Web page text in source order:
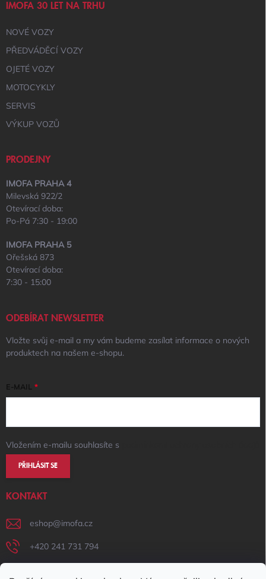
IMOFA 30 LET NA TRHU
NOVÉ VOZY
PŘEDVÁDĚCÍ VOZY
OJETÉ VOZY
MOTOCYKLY
SERVIS
VÝKUP VOZŮ
PRODEJNY
IMOFA PRAHA 4
Milevská 922/2
Otevírací doba:
Po-Pá 7:30 - 19:00
IMOFA PRAHA 5
Ořešská 873
Otevírací doba:
7:30 - 15:00
ODEBÍRAT NEWSLETTER
Vložte svůj e-mail a my vám budeme zasílat informace o nových
produktech na našem e-shopu.
E-MAIL
Vložením e-mailu souhlasíte s
PŘIHLÁSIT SE
KONTAKT
eshop@imofa.cz
+420 241 731 794